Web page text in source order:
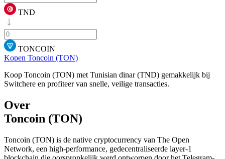
TND
TONCOIN
Kopen Toncoin (TON)
Koop Toncoin (TON) met Tunisian dinar (TND) gemakkelijk bij
Switchere en profiteer van snelle, veilige transacties.
Over
Toncoin (TON)
Toncoin (TON) is de native cryptocurrency van The Open
Network, een high-performance, gedecentraliseerde layer-1